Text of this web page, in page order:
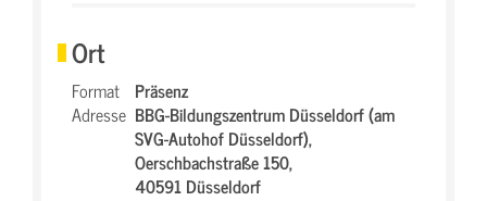
Ort
Format Präsenz
Adresse BBG-Bildungszentrum Düsseldorf (am
SVG-Autohof Düsseldorf),
Oerschbachstraße 150,
40591 Düsseldorf